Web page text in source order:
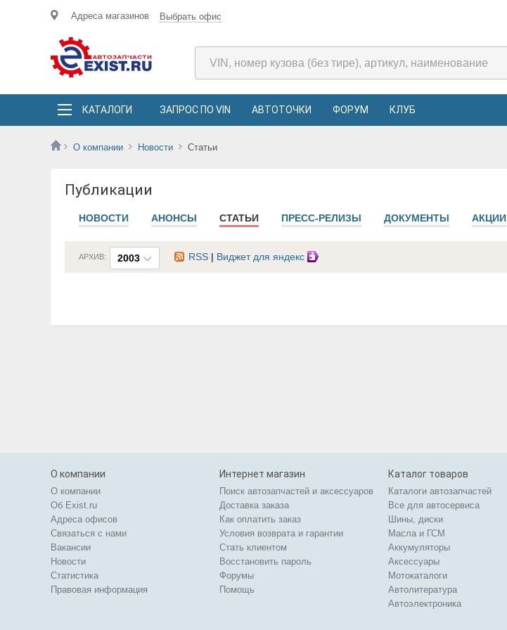
Адреса магазинов Выбрать офис
КАТАЛОГИ ЗАПРОС ПО VIN АВТОТОЧКИ ФОРУМ КЛУБ
О компании Новости Статьи
Публикации
НОВОСТИ АНОНСЫ СТАТЬИ ПРЕСС-РЕЛИЗЫ ДОКУМЕНТЫ АКЦИИ
2003
АРХИВ: RSS | Виджет для яндекс
О компании
О компании
Об Exist.ru
Адреса офисов
Связаться с нами
Вакансии
Новости
Статистика
Правовая информация
Интернет магазин
Поиск автозапчастей и аксессуаров
Доставка заказа
Как оплатить заказ
Условия возврата и гарантии
Стать клиентом
Восстановить пароль
Форумы
Помощь
Каталог товаров
Каталоги автозапчастей
Все для автосервиса
Шины, диски
Масла и ГСМ
Аккумуляторы
Аксессуары
Мотокаталоги
Автолитература
Автоэлектроника